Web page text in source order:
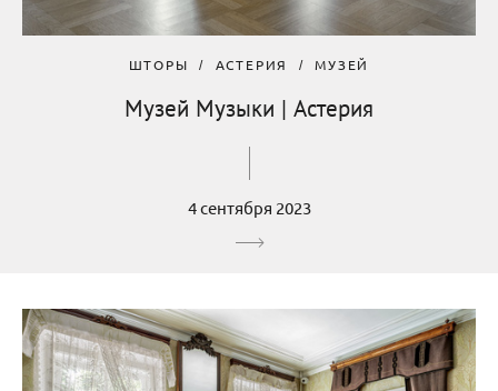
ШТОРЫ АСТЕРИЯ МУЗЕЙ
Музей Музыки | Астерия
4 сентября 2023